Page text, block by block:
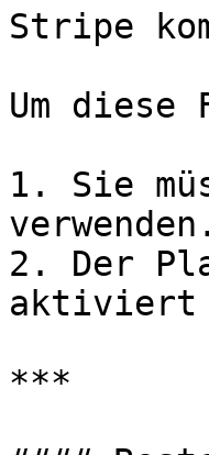
Stripe
Um diese
1. Sie
verwenden.
2. Der
aktiviert
***